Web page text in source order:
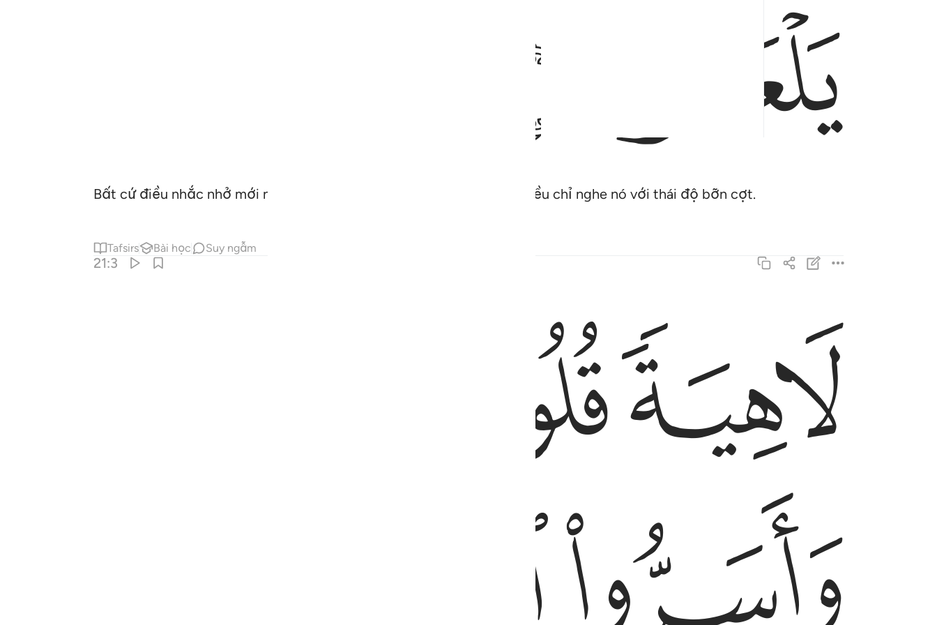
ﱓ ﱔ
Bất cứ điều nhắc nhở mới nào từ Thượng Đế của họ đến với họ, họ đều chỉ nghe nó với thái độ bỡn cợt.
Tafsirs Bài học Suy ngẫm
21:3
لَاهِيَةًۭ قُلُوبُهُمْ ۗ وَأَسَرُّوا۟ ٱلنَّجْوَى ٱلَّذِينَ ظَلَمُوا۟ هَلْ هَـٰذَآ إِلَّا بَشَرٌۭ مِّثْلُكُمْ ۖ أَفَتَأْتُونَ ٱلسِّحْرَ وَأَنتُمْ تُبْصِرُونَ ٣
ﱕﱖﱗ